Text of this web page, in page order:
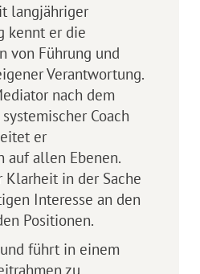
langjähriger
kennt er die
von Führung und
Verantwortung.
nach dem
Coach
er
auf allen Ebenen.
Klarheit in der Sache
Interesse an den
Positionen.
führt in einem
zu